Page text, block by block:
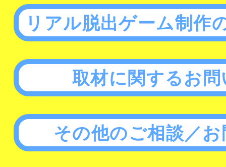
リアル脱出ゲーム制作
取材に関するお
その他のご相談／